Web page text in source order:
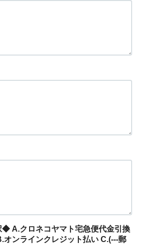
A.クロネコヤマト宅急便代金引換
オンラインクレジット払い C.(---郵